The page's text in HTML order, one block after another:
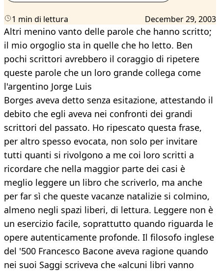
1 min di lettura December 29, 2003
Altri menino vanto delle parole che hanno scritto;
il mio orgoglio sta in quelle che ho letto. Ben
pochi scrittori avrebbero il coraggio di ripetere
queste parole che un loro grande collega come
l'argentino Jorge Luis
Borges aveva detto senza esitazione, attestando il
debito che egli aveva nei confronti dei grandi
scrittori del passato. Ho ripescato questa frase,
per altro spesso evocata, non solo per invitare
tutti quanti si rivolgono a me coi loro scritti a
ricordare che nella maggior parte dei casi è
meglio leggere un libro che scriverlo, ma anche
per far sì che queste vacanze natalizie si colmino,
almeno negli spazi liberi, di lettura. Leggere non è
un esercizio facile, soprattutto quando riguarda le
opere autenticamente profonde. Il filosofo inglese
del '500 Francesco Bacone aveva ragione quando
nei suoi Saggi scriveva che «alcuni libri vanno